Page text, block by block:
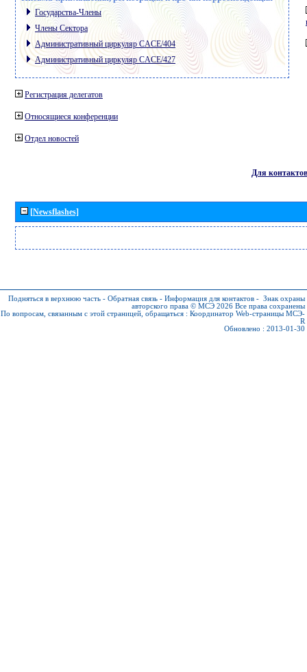
Государства-Члены
Члены Сектора
Административный циркуляр CACE/404
Административный циркуляр CACE/427
Регистрация делегатов
Относящиеся конференции
Отдел новостей
Для контактов
[Newsflashes]
Подняться в верхнюю часть - Обратная связь - Информация для контактов - Знак охраны
авторского права © МСЭ 2026 Все права сохранены
По вопросам, связанным с этой страницей, обращаться : Координатор Web-страницы МСЭ-
R
Обновлено : 2013-01-30